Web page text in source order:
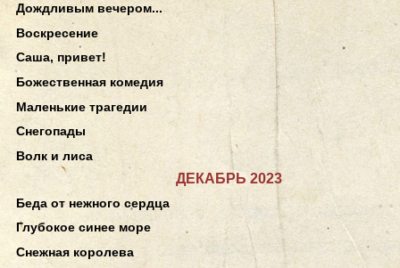
Дождливым вечером...
Воскресение
Саша, привет!
Божественная комедия
Маленькие трагедии
Снегопады
Волк и лиса
ДЕКАБРЬ 2023
Беда от нежного сердца
Глубокое синее море
Снежная королева